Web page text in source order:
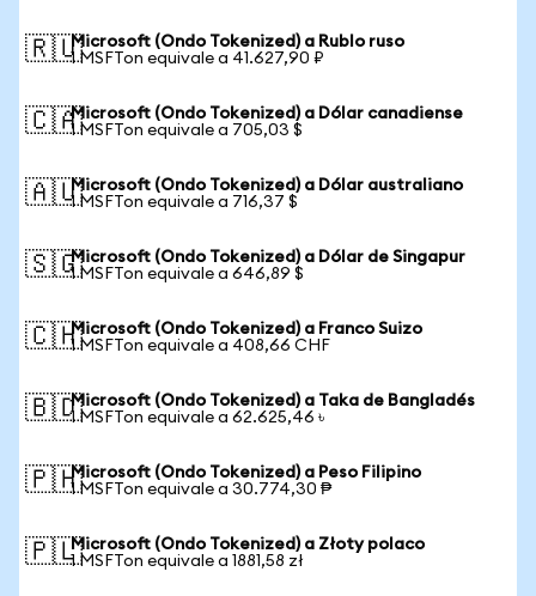
🇷🇺Microsoft (Ondo Tokenized) a Rublo ruso
1 MSFTon equivale a 41.627,90 ₽
🇨🇦Microsoft (Ondo Tokenized) a Dólar canadiense
1 MSFTon equivale a 705,03 $
🇦🇺Microsoft (Ondo Tokenized) a Dólar australiano
1 MSFTon equivale a 716,37 $
🇸🇬Microsoft (Ondo Tokenized) a Dólar de Singapur
1 MSFTon equivale a 646,89 $
🇨🇭Microsoft (Ondo Tokenized) a Franco Suizo
1 MSFTon equivale a 408,66 CHF
🇧🇩Microsoft (Ondo Tokenized) a Taka de Bangladés
1 MSFTon equivale a 62.625,46 ৳
🇵🇭Microsoft (Ondo Tokenized) a Peso Filipino
1 MSFTon equivale a 30.774,30 ₱
🇵🇱Microsoft (Ondo Tokenized) a Złoty polaco
1 MSFTon equivale a 1881,58 zł